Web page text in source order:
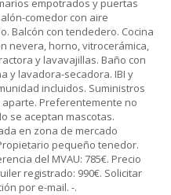
empotrados y puertas
comedor con aire
Balcón con tendedero. Cocina
nevera, horno, vitrocerámica,
y lavavajillas. Baño con
y lavadora-secadora. IBI y
incluidos. Suministros
aparte. Preferentemente no
se aceptan mascotas.
en zona de mercado
pequeño tenedor.
del MVAU: 785€. Precio
registrado: 990€. Solicitar
por e-mail. -.